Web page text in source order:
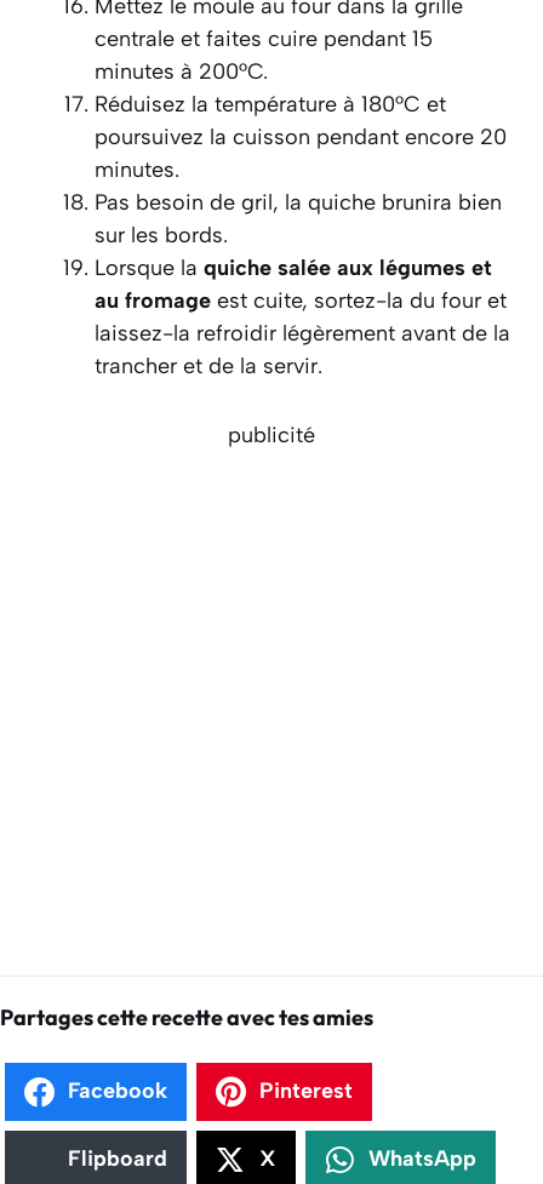
Mettez le moule au four dans la grille
centrale et faites cuire pendant 15
minutes à 200°C.
Réduisez la température à 180°C et
poursuivez la cuisson pendant encore 20
minutes.
Pas besoin de gril, la quiche brunira bien
sur les bords.
Lorsque la quiche salée aux légumes et
au fromage est cuite, sortez-la du four et
laissez-la refroidir légèrement avant de la
trancher et de la servir.
publicité
Partages cette recette avec tes amies
Facebook Pinterest
Flipboard X WhatsApp